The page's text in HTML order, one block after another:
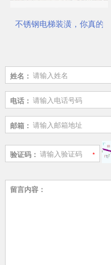
不锈钢电梯装潢，你真的
姓名：
电话：
邮箱：
验证码：
留言内容：